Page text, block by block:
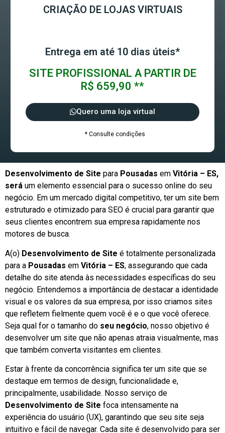
CRIAÇÃO DE LOJAS VIRTUAIS
Entrega em até 10 dias úteis*
SITE PROFISSIONAL A PARTIR DE
R$ 659,90 **
Quero uma loja virtual
* Consulte condições
Desenvolvimento de Site para Pousadas em Vitória – ES,
será um elemento essencial para o sucesso online do seu
negócio. Em um mercado digital competitivo, ter um site bem
estruturado e otimizado para SEO é crucial para garantir que
seus clientes encontrem sua empresa rapidamente nos
motores de busca.
A(o) Desenvolvimento de Site é totalmente personalizada
para a Pousadas em Vitória – ES, assegurando que cada
detalhe do site atenda às necessidades específicas do seu
negócio. Entendemos a importância de destacar a identidade
visual e os valores da sua empresa, por isso criamos sites
que refletem fielmente quem você é e o que você oferece.
Seja qual for o tamanho do seu negócio, nosso objetivo é
desenvolver um site que não apenas atraia visualmente, mas
que também converta visitantes em clientes.
Estar à frente da concorrência significa ter um site que se
destaque em termos de design, funcionalidade e,
principalmente, usabilidade. Nosso serviço de
Desenvolvimento de Site foca intensamente na
experiência do usuário (UX), garantindo que seu site seja
intuitivo e fácil de navegar. Cada site é desenvolvido para ser